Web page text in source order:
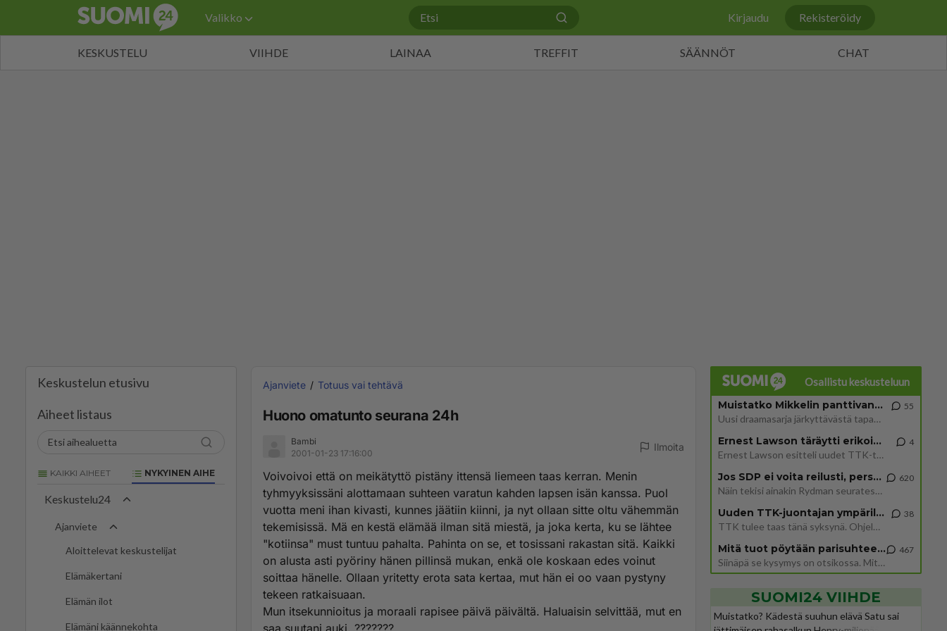
Valikko Kirjaudu Rekisteröidy
KESKUSTELU VIIHDE LAINAA TREFFIT SÄÄNNÖT CHAT
Keskustelun etusivu
Aiheet listaus
KAIKKI AIHEET NYKYINEN AIHE
Keskustelu24
Ajanviete
Aloittelevat keskustelijat
Elämäkertani
Elämän ilot
Elämäni käännekohta
Ajanviete Totuus vai tehtävä
Huono omatunto seurana 24h
Bambi
2001-01-23 17:16:00
Ilmoita
Voivoivoi että on meikätyttö pistäny ittensä liemeen taas kerran. Menin
tyhmyyksissäni alottamaan suhteen varatun kahden lapsen isän kanssa. Puol
vuotta meni ihan kivasti, kunnes jäätiin kiinni, ja nyt ollaan sitte oltu vähemmän
tekemisissä. Mä en kestä elämää ilman sitä miestä, ja joka kerta, ku se lähtee
"kotiinsa" must tuntuu pahalta. Pahinta on se, et tosissani rakastan sitä. Kaikki
on alusta asti pyöriny hänen pillinsä mukan, enkä ole koskaan edes voinut
soittaa hänelle. Ollaan yritetty erota sata kertaa, mut hän ei oo vaan pystyny
tekeen ratkaisuaan.
Mun itsekunnioitus ja moraali rapisee päivä päivältä. Haluaisin selvittää, mut en
saa suutani auki. ???????
Osallistu keskusteluun
Muistatko Mikkelin panttivankidraaman?
Uusi draamasarja järkyttävästä tapauksesta on tulossa. Tositapahtumiin perustuva sarja ammentaa vuoden 1986 Mikkelin pan
55
Ernest Lawson täräytti erikoisen heiton TTK-lehdistötilaisuudessa: " Onko tässä tarkoituksena...?"
Ernest Lawson esitteli uudet TTK-tähtioppilaat ja opettajat torstaina 6.8. lehdistölle. Tulevalla kaudella on yksi hausk
4
Jos SDP ei voita reilusti, persut kumoavat demokratian Suomesta
Näin tekisi ainakin Rydman seuratessaan idolinsa Trumpin mallia https://www.is.fi/politiikka/art-2000012187244.html
620
Uuden TTK-juontajan ympärillä epätietoisuus sakenee - Nyt MTV hämmentää soppaa
TTK tulee taas tänä syksynä. Ohjelman uudet tähtioppilaat julkistetaan torstaina 6. elokuuta klo 14 alkavassa lehdistö
38
Mitä tuot pöytään parisuhteessa?
Siinäpä se kysymys on otsikossa. Mitäpä siis tuot/toisit pöytään parisuhteessa? Oletko mies vai nainen? Koetko sen mitä
467
SUOMI24 VIIHDE
Muistatko? Kädestä suuhun elävä Satu sai